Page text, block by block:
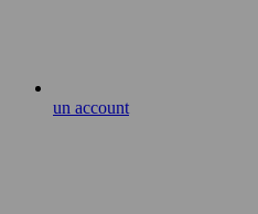
un account